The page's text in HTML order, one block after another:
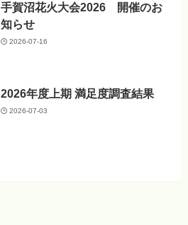
手賀沼花火大会2026 開催のお
知らせ
2026-07-16
2026年度上期 満足度調査結果
2026-07-03